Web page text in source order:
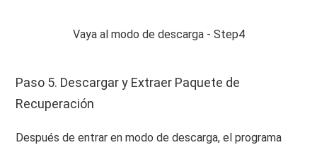
Vaya al modo de descarga - Step4
Paso 5. Descargar y Extraer Paquete de
Recuperación
Después de entrar en modo de descarga, el programa